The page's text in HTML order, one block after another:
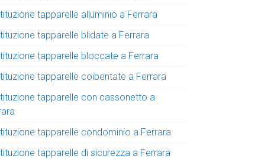
tapparelle alluminio a Ferrara
tapparelle blidate a Ferrara
tapparelle bloccate a Ferrara
tapparelle coibentate a Ferrara
tapparelle con cassonetto a
tapparelle condominio a Ferrara
tapparelle di sicurezza a Ferrara